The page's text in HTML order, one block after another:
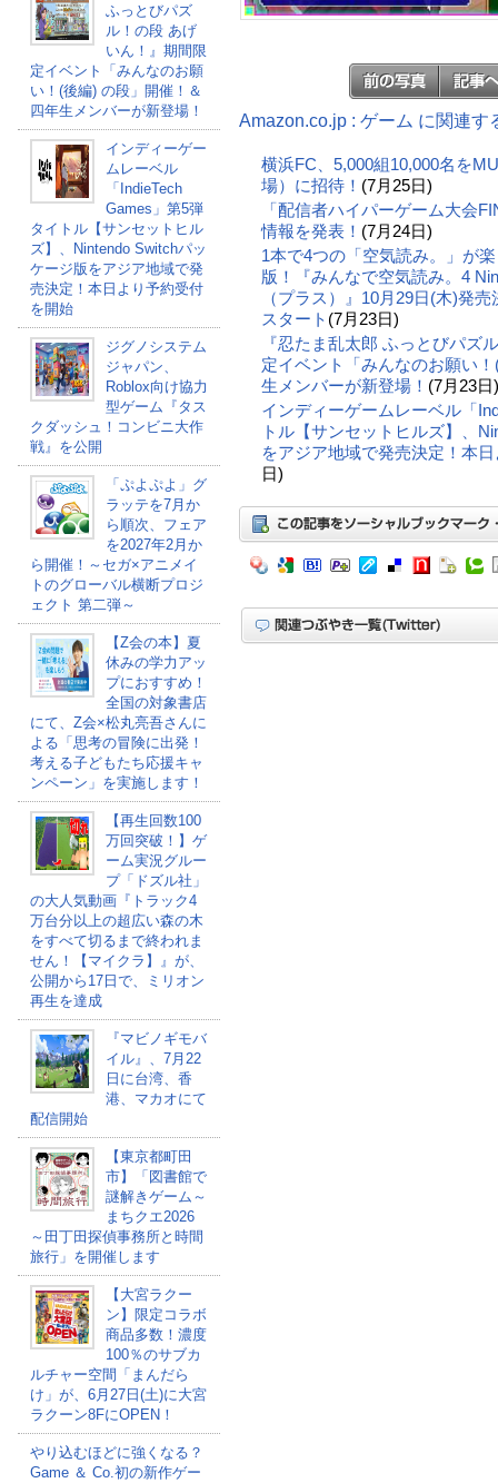
ふっとびパズ
ル！の段 あげ
いん！』期間限
定イベント「みんなのお願
い！(後編) の段」開催！＆
四年生メンバーが新登場！
インディーゲー
ムレーベル
「IndieTech
Games」第5弾
タイトル【サンセットヒル
ズ】、Nintendo Switchパッ
ケージ版をアジア地域で発
売決定！本日より予約受付
を開始
ジグノシステム
ジャパン、
Roblox向け協力
型ゲーム『タス
クダッシュ！コンビニ大作
戦』を公開
「ぷよぷよ」グ
ラッテを7月か
ら順次、フェア
を2027年2月か
ら開催！～セガ×アニメイ
トのグローバル横断プロジ
ェクト 第二弾～
【Z会の本】夏
休みの学力アッ
プにおすすめ！
全国の対象書店
にて、Z会×松丸亮吾さんに
よる「思考の冒険に出発！
考える子どもたち応援キャ
ンペーン」を実施します！
【再生回数100
万回突破！】ゲ
ーム実況グルー
プ「ドズル社」
の大人気動画『トラック4
万台分以上の超広い森の木
をすべて切るまで終われま
せん！【マイクラ】』が、
公開から17日で、ミリオン
再生を達成
『マビノギモバ
イル』、7月22
日に台湾、香
港、マカオにて
配信開始
【東京都町田
市】「図書館で
謎解きゲーム～
まちクエ2026
～田丁田探偵事務所と時間
旅行」を開催します
【大宮ラクー
ン】限定コラボ
商品多数！濃度
100％のサブカ
ルチャー空間「まんだら
け」が、6月27日(土)に大宮
ラクーン8FにOPEN！
やり込むほどに強くなる？
Game ＆ Co.初の新作ゲー
Amazon.co.jp : ゲーム に関連す
横浜FC、5,000組10,000名を
場）に招待！ (7月25日)
「配信者ハイパーゲーム大会
情報を発表！ (7月24日)
1本で4つの「空気読み。」が
版！『みんなで空気読み。4
（プラス）』10月29日(木)発
スタート (7月23日)
『忍たま乱太郎 ふっとびパズ
定イベント「みんなのお願い
生メンバーが新登場！ (7月23日)
インディーゲームレーベル「
トル【サンセットヒルズ】、
をアジア地域で発売決定！本
日)